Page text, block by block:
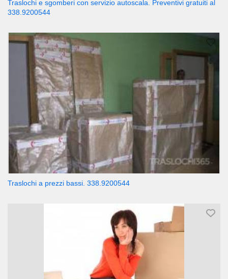
Traslochi e sgomberi con servizio autoscala. Preventivi gratuiti al
338.9200544
Traslochi a prezzi bassi. 338.9200544